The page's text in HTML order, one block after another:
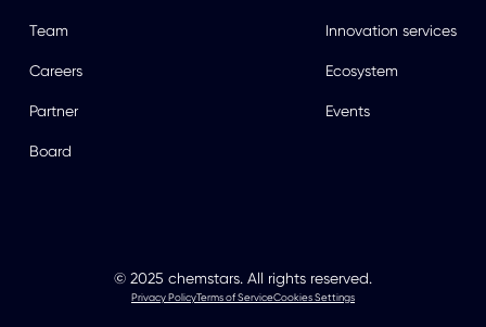
Team
Careers
Partner
Board
Innovation services
Ecosystem
Events
© 2025 chemstars. All rights reserved.
Privacy PolicyTerms of ServiceCookies Settings